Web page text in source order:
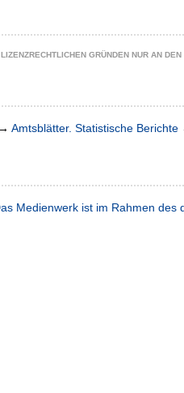
GRÜNDEN NUR AN
→ Amtsblätter. Statistische Berichte
Medienwerk ist im Rahmen des